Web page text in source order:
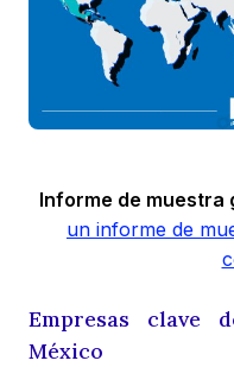
Informe de muestra
un informe de
Empresas clave
México